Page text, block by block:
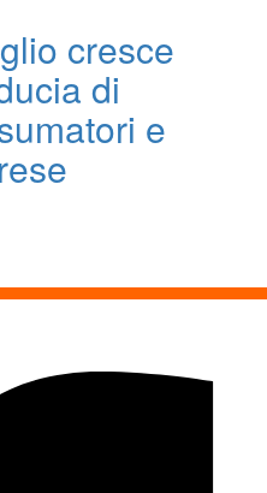
cresce
di
e